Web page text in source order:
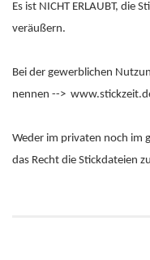
Es ist NICHT ERLAUBT, die
veräußern.
Bei der gewerblichen
nennen -->
Weder im privaten noch im
das Recht die Stickdateien